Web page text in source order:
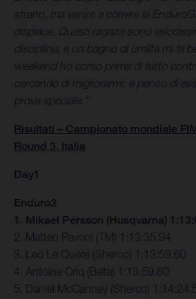
strano, ma venire a correre la
dispiace. Questi ragazzi sono
disciplina, e un bagno di umiltà mi fa
weekend ho corso prima di tutto
cercando di migliorarmi: e penso di
prova speciale.”
Risultati – Campionato mondiale
Round 3, Italia
Day1
Enduro3
1. Mikael Persson (Husqvarna)
2. Matteo Pavoni (TM) 1:13:35.94
3. Leo Le Quere (Sherco) 1:13:59.60
4. Antoine Criq (Beta) 1:13:59.60
5. Daniel McCanney (Sherco)